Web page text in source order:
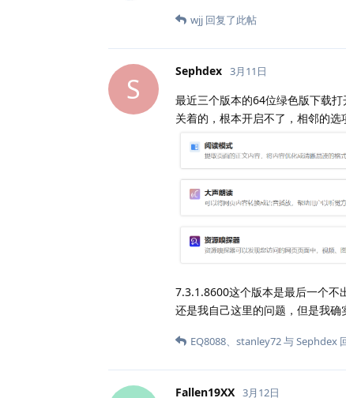
wjj 回复了此帖
S
Sephdex 3月11日
最近三个版本的64位绿色版下载
关着的，根本开启不了，相邻的选
7.3.1.8600这个版本是最后一个不
还是我自己这里的问题，但是我
EQ8088、 stanley72与Sephdex
Fallen19XX 3月12日